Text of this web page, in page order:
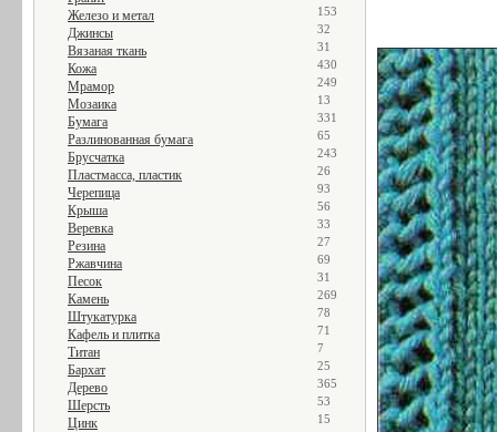
Железо и метал 153
Джинсы 32
Вязаная ткань 31
Кожа 430
Мрамор 249
Мозаика 13
Бумага 331
Разлинованная бумага 65
Брусчатка 243
Пластмасса, пластик 26
Черепица 93
Крыша 56
Веревка 33
Резина 27
Ржавчина 69
Песок 31
Камень 269
Штукатурка 78
Кафель и плитка 71
Титан 7
Бархат 25
Дерево 365
Шерсть 53
Цинк 15